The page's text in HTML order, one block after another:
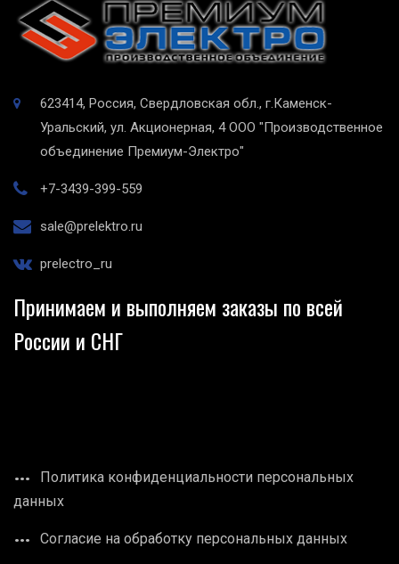
623414, Россия, Свердловская обл., г.Каменск-
Уральский, ул. Акционерная, 4 ООО "Производственное
объединение Премиум-Электро"
+7-3439-399-559
sale@prelektro.ru
prelectro_ru
Принимаем и выполняем заказы по всей
России и СНГ
Политика конфиденциальности персональных
данных
Согласие на обработку персональных данных